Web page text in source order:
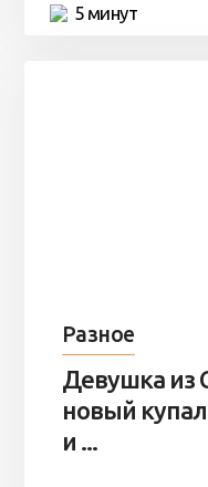
5 минут
Разное
Девушка из
новый
и ...